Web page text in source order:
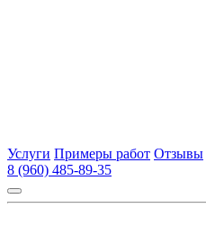
Услуги Примеры работ Отзывы
8 (960) 485-89-35